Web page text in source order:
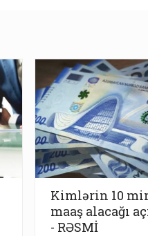
Kimlərin 10
maaş alacağı
- RƏSMİ